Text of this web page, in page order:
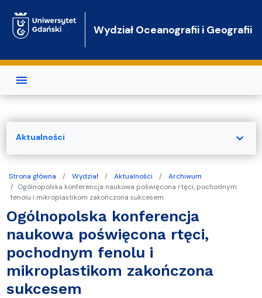
Wydział Oceanografii i Geografii
Strona główna Wydział Aktualności
Archiwum
Ogólnopolska konferencja naukowa poświęcona rtęci, pochodnym
fenolu i mikroplastikom zakończona sukcesem
Ogólnopolska konferencja
naukowa poświęcona rtęci,
pochodnym fenolu i
mikroplastikom zakończona
sukcesem
Aktualności expand_more